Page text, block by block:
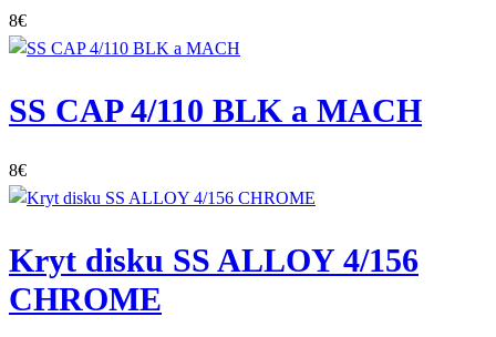
8€
SS CAP 4/110 BLK a MACH
8€
Kryt disku SS ALLOY 4/156
CHROME